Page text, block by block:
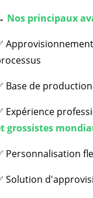
Nos principaux
Base de
Expérience
grossistes
Personnalisation
Solution